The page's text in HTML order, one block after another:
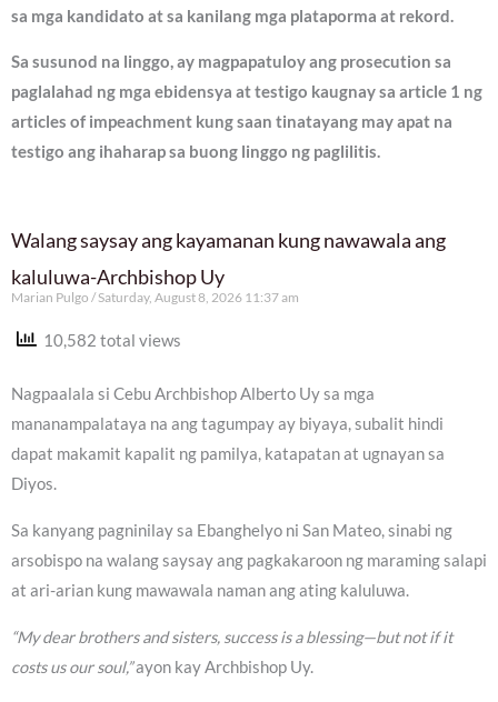
sa mga kandidato at sa kanilang mga plataporma at rekord.
Sa susunod na linggo, ay magpapatuloy ang prosecution sa
paglalahad ng mga ebidensya at testigo kaugnay sa article 1 ng
articles of impeachment kung saan tinatayang may apat na
testigo ang ihaharap sa buong linggo ng paglilitis.
Walang saysay ang kayamanan kung nawawala ang
kaluluwa-Archbishop Uy
Marian Pulgo Saturday, August 8, 2026 11:37 am
10,582 total views
Nagpaalala si Cebu Archbishop Alberto Uy sa mga
mananampalataya na ang tagumpay ay biyaya, subalit hindi
dapat makamit kapalit ng pamilya, katapatan at ugnayan sa
Diyos.
Sa kanyang pagninilay sa Ebanghelyo ni San Mateo, sinabi ng
arsobispo na walang saysay ang pagkakaroon ng maraming salapi
at ari-arian kung mawawala naman ang ating kaluluwa.
“My dear brothers and sisters, success is a blessing—but not if it
costs us our soul,”ayon kay Archbishop Uy.